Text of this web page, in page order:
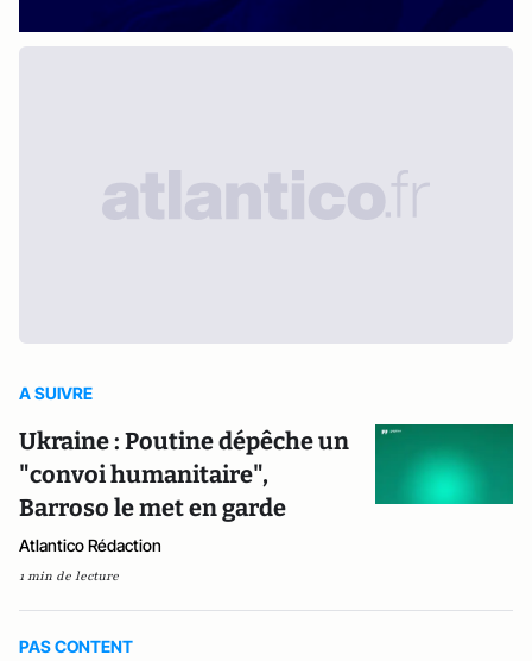
A SUIVRE
Ukraine : Poutine dépêche un
"convoi humanitaire",
Barroso le met en garde
Atlantico Rédaction
1 min de lecture
PAS CONTENT